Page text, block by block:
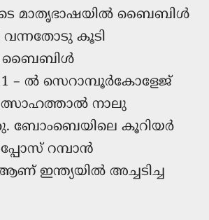
മാതൃഭാഷയിൽ ബൈബിൾ
വന്നതോടു കൂടി
ബൈബിൾ
– ല്‍ സെറാമ്പൂര്‍കോളേജ്
നാലു
ബോംബെയിലെ കൂറിയർ
റമ്പാൻ
ഇന്ത്യയിൽ അച്ചടിച്ച